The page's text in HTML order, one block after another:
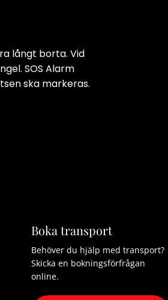
långt borta. Vid
SOS Alarm
ska markeras.
Boka transport
Behöver du hjälp med transport?
Skicka en bokningsförfrågan
online.